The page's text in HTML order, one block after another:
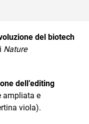
del biotech
Nature
dell’editing
ampliata e
viola).